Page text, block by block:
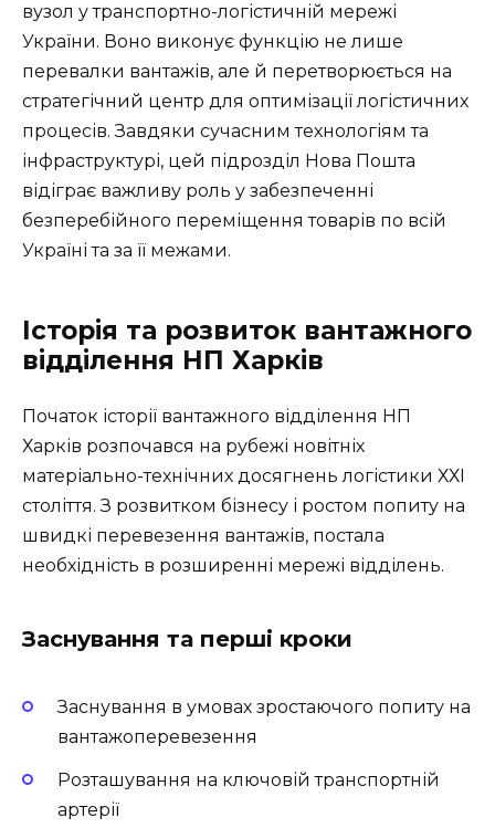
вузол у транспортно-логістичній мережі
України. Воно виконує функцію не лише
перевалки вантажів, але й перетворюється на
стратегічний центр для оптимізації логістичних
процесів. Завдяки сучасним технологіям та
інфраструктурі, цей підрозділ Нова Пошта
відіграє важливу роль у забезпеченні
безперебійного переміщення товарів по всій
Україні та за її межами.
Історія та розвиток вантажного
відділення НП Харків
Початок історії вантажного відділення НП
Харків розпочався на рубежі новітніх
матеріально-технічних досягнень логістики ХХІ
століття. З розвитком бізнесу і ростом попиту на
швидкі перевезення вантажів, постала
необхідність в розширенні мережі відділень.
Заснування та перші кроки
Заснування в умовах зростаючого попиту на
вантажоперевезення
Розташування на ключовій транспортній
артерії